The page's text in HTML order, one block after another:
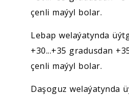
çenli maýyl bolar.
Lebap welaýatynda
+30...+35 gradusdan
çenli maýyl bolar.
Daşoguz welaýatynda